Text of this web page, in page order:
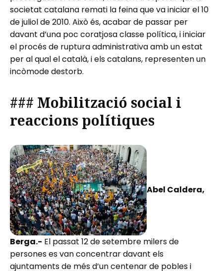
societat catalana remati la feina que va iniciar el 10
de juliol de 2010. Això és, acabar de passar per
davant d’una poc coratjosa classe política, i iniciar
el procés de ruptura administrativa amb un estat
per al qual el català, i els catalans, representen un
incòmode destorb.
### Mobilització social i
reaccions polítiques
Abel Caldera,
Berga.- El passat 12 de setembre milers de
persones es van concentrar davant els
ajuntaments de més d’un centenar de pobles i